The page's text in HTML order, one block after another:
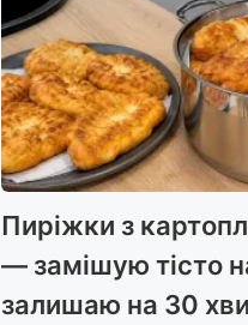
Пиріжки з
— замішую тісто
залишаю на 30